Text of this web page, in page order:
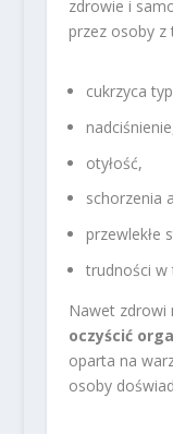
zdrowie i
przez osoby z
cukrzyca
otyłość,
schorzenia
przewlekłe
trudności w
Nawet zdrowi
oczyścić
oparta na
osoby